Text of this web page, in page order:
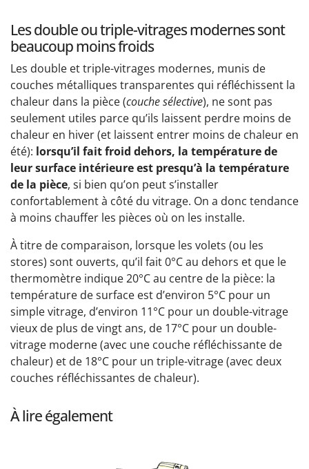
Les double ou triple-vitrages modernes sont
beaucoup moins froids
Les double et triple-vitrages modernes, munis de
couches métalliques transparentes qui réfléchissent la
chaleur dans la pièce (couche sélective), ne sont pas
seulement utiles parce qu’ils laissent perdre moins de
chaleur en hiver (et laissent entrer moins de chaleur en
été): lorsqu’il fait froid dehors, la température de
leur surface intérieure est presqu’à la température
de la pièce, si bien qu’on peut s’installer
confortablement à côté du vitrage. On a donc tendance
à moins chauffer les pièces où on les installe.
À titre de comparaison, lorsque les volets (ou les
stores) sont ouverts, qu’il fait 0°C au dehors et que le
thermomètre indique 20°C au centre de la pièce: la
température de surface est d’environ 5°C pour un
simple vitrage, d’environ 11°C pour un double-vitrage
vieux de plus de vingt ans, de 17°C pour un double-
vitrage moderne (avec une couche réfléchissante de
chaleur) et de 18°C pour un triple-vitrage (avec deux
couches réfléchissantes de chaleur).
À lire également